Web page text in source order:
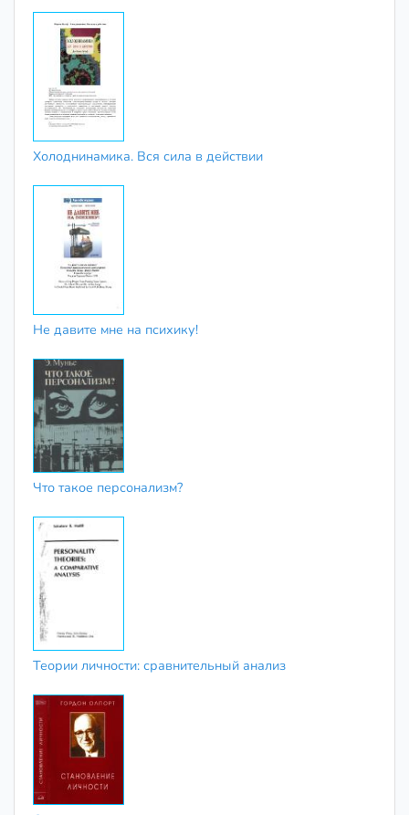
Холоднинамика. Вся сила в действии
Не давите мне на психику!
Что такое персонализм?
Теории личности: сравнительный анализ